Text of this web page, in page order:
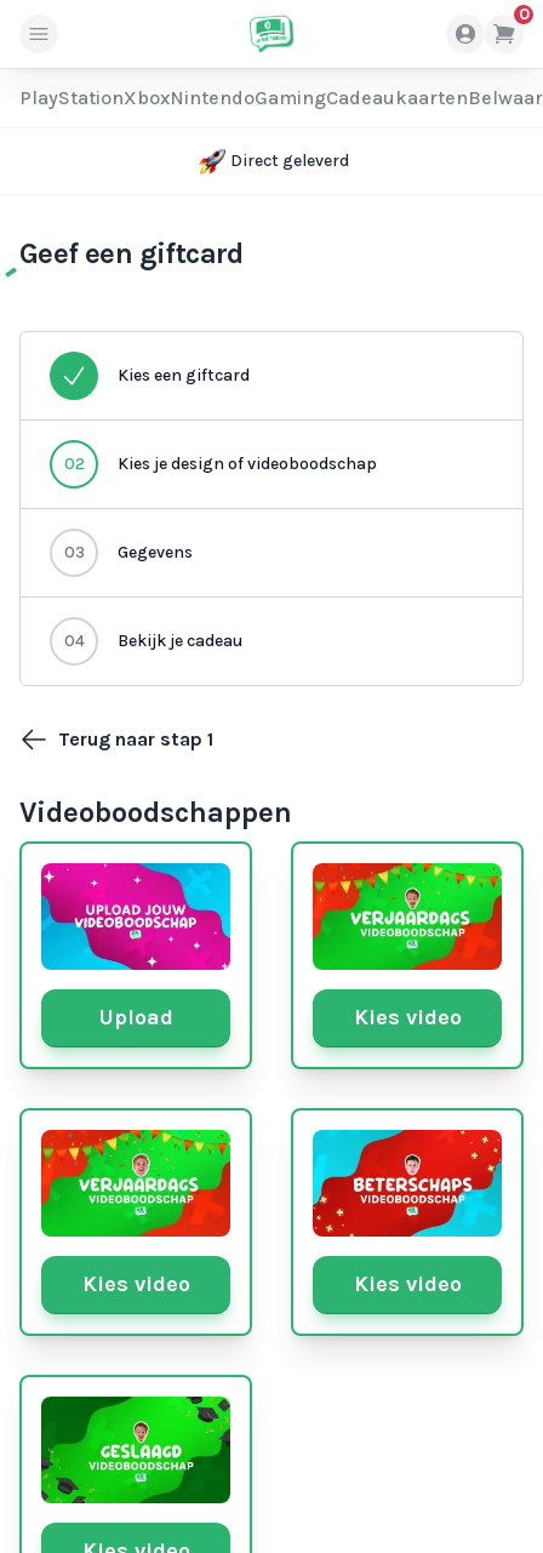
0
PlayStationXboxNintendoGamingCadeaukaarten
Direct geleverd
Geef een giftcard
Kies een giftcard
02 Kies je design of videoboodschap
03 Gegevens
04 Bekijk je cadeau
Terug naar stap 1
Videoboodschappen
Upload Kies video
Kies video Kies video